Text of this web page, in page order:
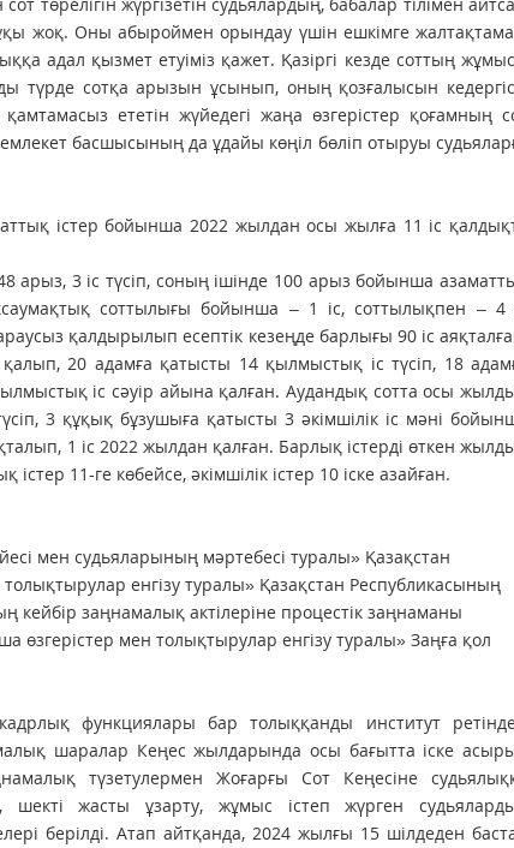
жоқ. Оны абыроймен орындау үшін ешкімге
адал қызмет етуіміз қажет. Қазіргі кезде соттың
түрде сотқа арызын ұсынып, оның қозғалысын
ететін жүйедегі жаңа өзгерістер қоғамның
басшысының да ұдайы көңіл бөліп отыруы
істер бойынша 2022 жылдан осы жылға 11 іс
3 іс түсіп, соның ішінде 100 арыз бойынша
соттылығы бойынша – 1 іс, соттылықпен – 4
қалдырылып есептік кезеңде барлығы 90 іс
20 адамға қатысты 14 қылмыстық іс түсіп, 18
іс сәуір айына қалған. Аудандық сотта осы
3 құқық бұзушыға қатысты 3 әкімшілік іс мәні
1 іс 2022 жылдан қалған. Барлық істерді өткен
11-ге көбейсе, әкімшілік істер 10 іске азайған.
мен судьяларының мәртебесі туралы» Қазақстан
енгізу туралы» Қазақстан Республикасының
заңнамалық актілеріне процестік заңнаманы
өзгерістер мен толықтырулар енгізу туралы» Заңға қол
функциялары бар толыққанды институт
шаралар Кеңес жылдарында осы бағытта іске
түзетулермен Жоғарғы Сот Кеңесіне
шекті жасты ұзарту, жұмыс істеп жүрген
берілді. Атап айтқанда, 2024 жылғы 15 шілдеден